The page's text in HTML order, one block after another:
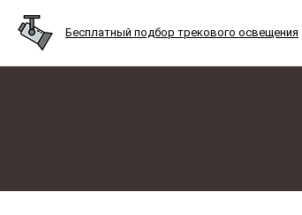
Бесплатный подбор трекового освещения